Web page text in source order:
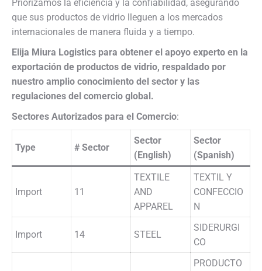
Priorizamos la eficiencia y la confiabilidad, asegurando
que sus productos de vidrio lleguen a los mercados
internacionales de manera fluida y a tiempo.
Elija Miura Logistics para obtener el apoyo experto en la
exportación de productos de vidrio, respaldado por
nuestro amplio conocimiento del sector y las
regulaciones del comercio global.
Sectores Autorizados para el Comercio:
Type # Sector
Sector
(English)
Sector
(Spanish)
Import 11
TEXTILE
AND
APPAREL
TEXTIL Y
CONFECCIO
N
Import 14 STEEL
SIDERURGI
CO
PRODUCTO